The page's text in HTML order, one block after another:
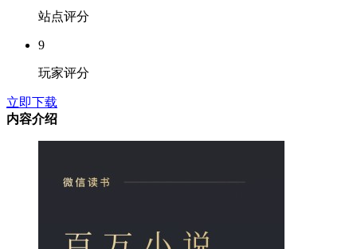
站点评分
9
玩家评分
立即下载
内容介绍